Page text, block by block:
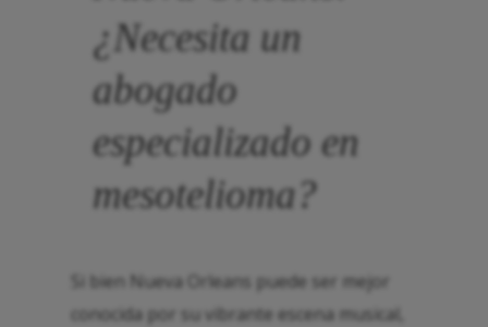
¿Necesita un
abogado
especializado en
mesotelioma?
Si bien Nueva Orleans puede ser mejor
conocida por su vibrante escena musical,